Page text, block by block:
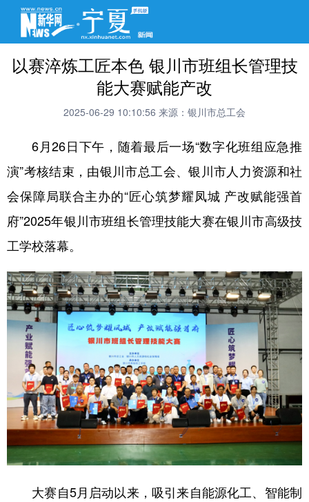
以赛淬炼工匠本色 银川市班组长管理技
能大赛赋能产改
2025-06-29 10:10:56 来源：银川市总工会
6月26日下午，随着最后一场“数字化班组应急推
演”考核结束，由银川市总工会、银川市人力资源和社
会保障局联合主办的“匠心筑梦耀凤城 产改赋能强首
府”2025年银川市班组长管理技能大赛在银川市高级技
工学校落幕。
大赛自5月启动以来，吸引来自能源化工、智能制